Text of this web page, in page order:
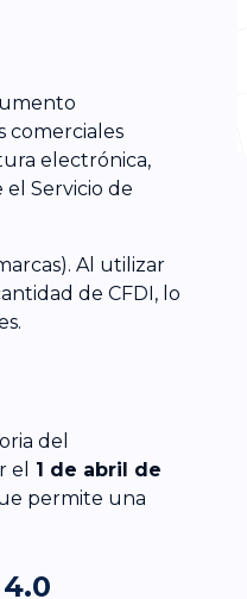
comerciales
electrónica,
Servicio de
Al utilizar
de CFDI, lo
del
el
1 de abril de
permite una